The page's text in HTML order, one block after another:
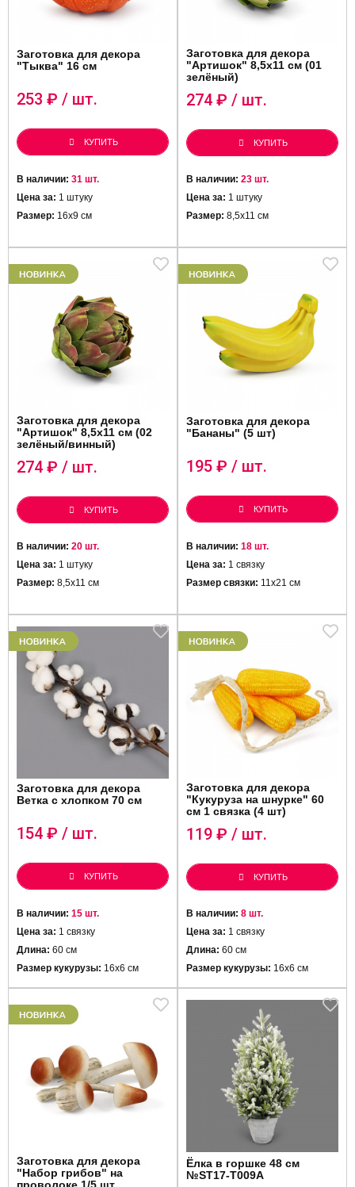
Заготовка для декора
"Тыква" 16 см
253 ₽ / шт.
КУПИТЬ
В наличии: 31 шт.
Цена за: 1 штуку
Размер: 16х9 см
Заготовка для декора
"Артишок" 8,5х11 см (01
зелёный)
274 ₽ / шт.
КУПИТЬ
В наличии: 23 шт.
Цена за: 1 штуку
Размер: 8,5х11 см
Заготовка для декора
"Артишок" 8,5х11 см (02
зелёный/винный)
274 ₽ / шт.
КУПИТЬ
В наличии: 20 шт.
Цена за: 1 штуку
Размер: 8,5х11 см
Заготовка для декора
"Бананы" (5 шт)
195 ₽ / шт.
КУПИТЬ
В наличии: 18 шт.
Цена за: 1 связку
Размер связки: 11х21 см
Заготовка для декора
Ветка с хлопком 70 см
154 ₽ / шт.
КУПИТЬ
В наличии: 15 шт.
Цена за: 1 связку
Длина: 60 см
Размер кукурузы: 16х6 см
Заготовка для декора
"Кукуруза на шнурке" 60
см 1 связка (4 шт)
119 ₽ / шт.
КУПИТЬ
В наличии: 8 шт.
Цена за: 1 связку
Длина: 60 см
Размер кукурузы: 16х6 см
Заготовка для декора
"Набор грибов" на
Ёлка в горшке 48 см
№ST17-T009A